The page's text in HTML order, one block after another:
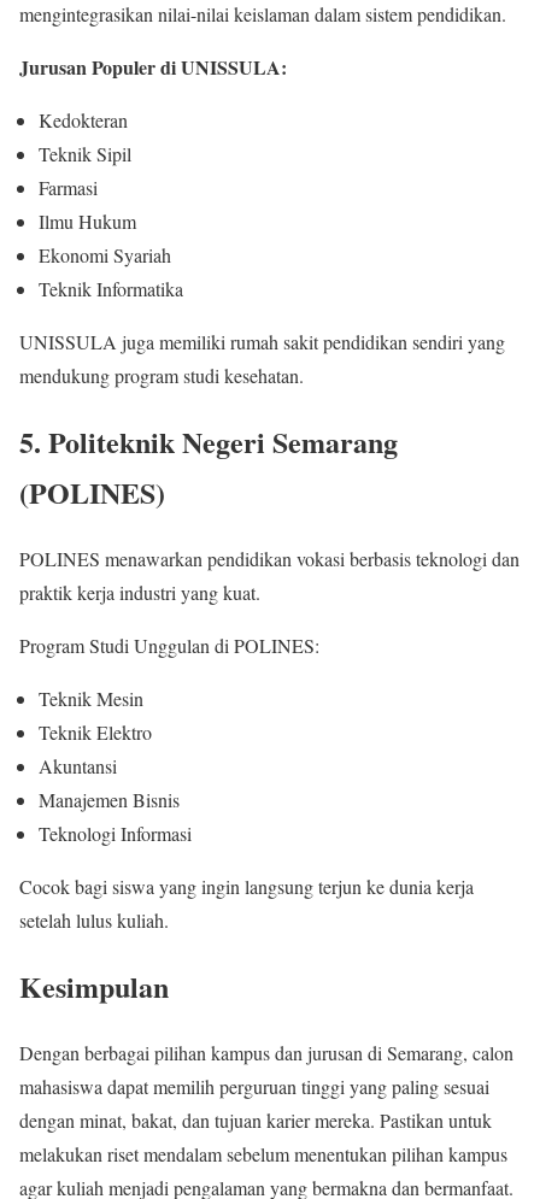
mengintegrasikan nilai-nilai keislaman dalam sistem pendidikan.
Jurusan Populer di UNISSULA:
Kedokteran
Teknik Sipil
Farmasi
Ilmu Hukum
Ekonomi Syariah
Teknik Informatika
UNISSULA juga memiliki rumah sakit pendidikan sendiri yang
mendukung program studi kesehatan.
5. Politeknik Negeri Semarang
(POLINES)
POLINES menawarkan pendidikan vokasi berbasis teknologi dan
praktik kerja industri yang kuat.
Program Studi Unggulan di POLINES:
Teknik Mesin
Teknik Elektro
Akuntansi
Manajemen Bisnis
Teknologi Informasi
Cocok bagi siswa yang ingin langsung terjun ke dunia kerja
setelah lulus kuliah.
Kesimpulan
Dengan berbagai pilihan kampus dan jurusan di Semarang, calon
mahasiswa dapat memilih perguruan tinggi yang paling sesuai
dengan minat, bakat, dan tujuan karier mereka. Pastikan untuk
melakukan riset mendalam sebelum menentukan pilihan kampus
agar kuliah menjadi pengalaman yang bermakna dan bermanfaat.